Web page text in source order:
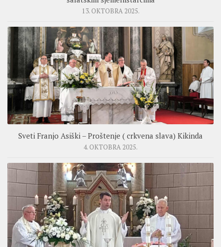
13. OKTOBRA 2025.
Sveti Franjo Asiški – Proštenje ( crkvena slava) Kikinda
4. OKTOBRA 2025.